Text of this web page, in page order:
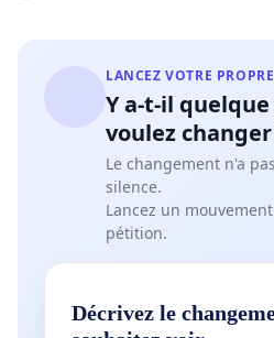
LANCEZ VOTRE
Y a-t-il
voulez changer
Le changement n'a
silence.
Lancez un
pétition.
Décrivez le